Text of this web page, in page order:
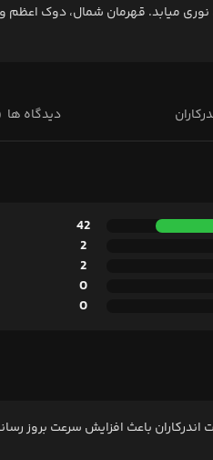
میابد. قهرمان شمال، دوک اعظم و
دیدگاه ها
42
2
2
0
0
باعث افزایش سرعت بروز